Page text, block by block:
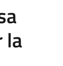
la